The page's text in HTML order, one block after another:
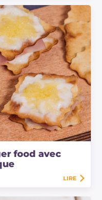
food avec
LIRE